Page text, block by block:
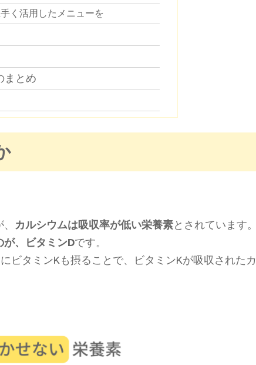
く活用したメニューを
まとめ
カルシウムは吸収率が低い栄養素とされています。
が、ビタミンDです。
ビタミンKも摂ることで、ビタミンKが吸収されたカ